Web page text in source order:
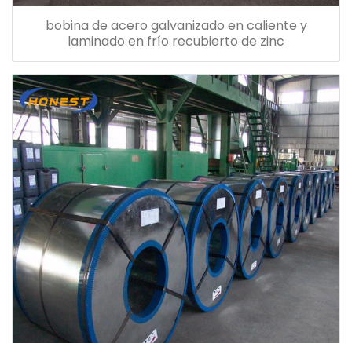
bobina de acero galvanizado en caliente y
laminado en frío recubierto de zinc